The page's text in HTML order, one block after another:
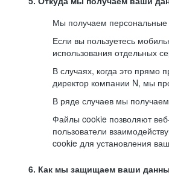
Мы получаем персональные
Если вы пользуетесь
использования отдельных
В случаях, когда это прямо
директор компании N, мы
В ряде случаев мы
Файлы cookie позволяют веб-
пользователи
cookie для установления
6. Как мы защищаем ваши